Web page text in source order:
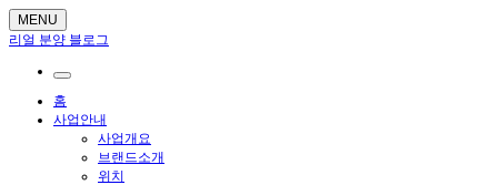
MENU
리얼 분양 블로그
홈
사업안내
사업개요
브랜드소개
위치